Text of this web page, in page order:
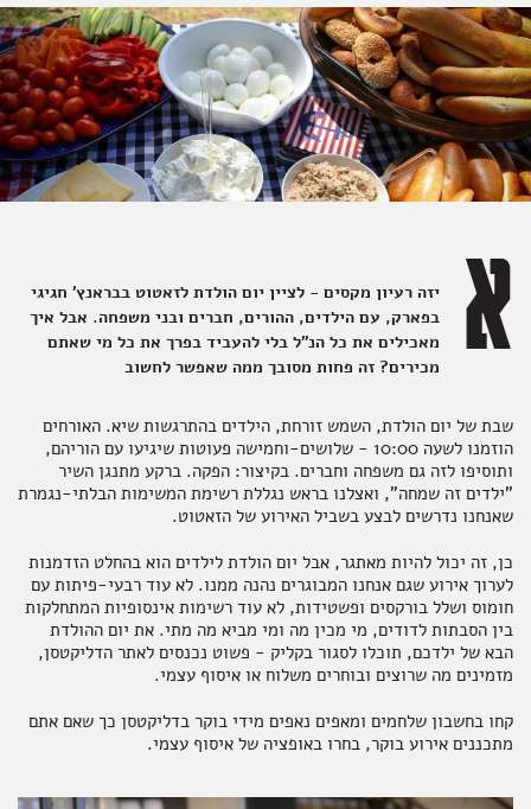
יזה רעיון מקסים - לציין יום הולדת לזאטוט בבראנץ' חגיגי
בפארק, עם הילדים, ההורים, חברים ובני משפחה. אבל איך
מאכילים את כל הנ"ל בלי להעביד בפרך את כל מי שאתם
מכירים? זה פחות מסובך ממה שאפשר לחשוב
א
שבת של יום הולדת, השמש זורחת, הילדים בהתרגשות שיא. האורחים
הוזמנו לשעה 10:00 - שלושים-וחמישה פעוטות שיגיעו עם הוריהם,
ותוסיפו לזה גם משפחה וחברים. בקיצור: הפקה. ברקע מתנגן השיר
"ילדים זה שמחה", ואצלנו בראש נגללת רשימת המשימות הבלתי-נגמרת
שאנחנו נדרשים לבצע בשביל האירוע של הזאטוט.
כן, זה יכול להיות מאתגר, אבל יום הולדת לילדים הוא בהחלט הזדמנות
לערוך אירוע שגם אנחנו המבוגרים נהנה ממנו. לא עוד רבעי-פיתות עם
חומוס ושלל בורקסים ופשטידות, לא עוד רשימות אינסופיות המתחלקות
בין הסבתות לדודים, מי מכין מה ומי מביא מה מתי. את יום ההולדת
הבא של ילדכם, תוכלו לסגור בקליק - פשוט נכנסים לאתר הדליקטסן,
מזמינים מה שרוצים ובוחרים משלוח או איסוף עצמי.
קחו בחשבון שלחמים ומאפים נאפים מידי בוקר בדליקטסן כך שאם אתם
מתכננים אירוע בוקר, בחרו באופציה של איסוף עצמי.
מנות עיקריות
ירקות ותוספות
בייקרי לערב החג
משקאות לשולחן החג
ירקות ותוספות
טארטים ומאפים
רטבים לפסטות, לסלטים וממרחים
Grab & Go
ארוחות שלמות
מאפים של הבייקרי
לחמים של הבייקרי
עוגיות של הבייקרי
עוד דברים שילדים אוהבים
מוצרים קפואים שתמיד צריך
מגשי אירוח כריכים
מגשי אירוח מאפים ומלוחים
מגשי אירוח סלטים, ירקות ופירות
מגשי אירוח גבינות, סלמון ונקניקים
מגשי אירוח מתוקים
להשלמת האירוח
מתנות
מארזים כשרים
גבינות צאן
גבינות טבעוניות
מארזי גבינות
נקניקים, פסטרמות ומעושנים
קמח, אורז וקטניות
שמן וחומץ
מהמזרח הרחוק
פיצוחים, נשנושים ופירות יבשים
תבלינים
עשבי תבלין
כל מה שצריך לעל האש
יין מבעבע
יין אדום
יין קינוח
קוקטליים, בירה וסיידר
אלכוהול ותזקיקים
צלחות וקערות
כוסות ואביזרים לשתיה
בישול וציוד למטבח
צנצנות וקופסאות
חדר רחצה